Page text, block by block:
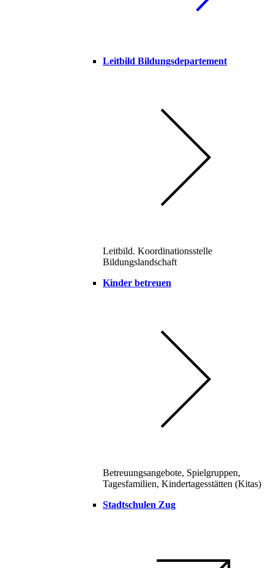
Leitbild Bildungsdepartement
Leitbild. Koordinationsstelle
Bildungslandschaft
Kinder betreuen
Betreuungsangebote, Spielgruppen,
Tagesfamilien, Kindertagesstätten (Kitas)
Stadtschulen Zug